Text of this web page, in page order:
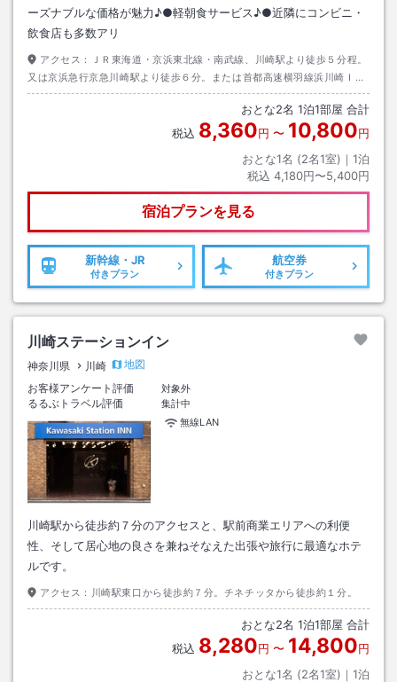
ーズナブルな価格が魅力♪●軽朝食サービス♪●近隣にコンビニ・
飲食店も多数アリ
アクセス：
ＪＲ東海道・京浜東北線・南武線、川崎駅より徒歩５分程。
又は京浜急行京急川崎駅より徒歩６分。または首都高速横羽線浜川崎ＩＣ
より２ｋｍ。駐車場については近隣駐車場のご利用となります。お問い合
おとな2名 1泊1部屋 合計
税込 8,360円 〜 10,800円
おとな1名 (2名1室)｜ 1泊
税込 4,180円〜5,400円
宿泊プランを見る
新幹線・JR
付きプラン
航空券
付きプラン
川崎ステーションイン
神奈川県 川崎
地図
お客様アンケート評価
対象外
るるぶトラベル評価
集計中
無線LAN
川崎駅から徒歩約７分のアクセスと、駅前商業エリアへの利便
性、そして居心地の良さを兼ねそなえた出張や旅行に最適なホテ
ルです。
アクセス： 川崎駅東口から徒歩約７分。チネチッタから徒歩約１分。
おとな2名 1泊1部屋 合計
税込 8,280円 〜 14,800円
おとな1名 (2名1室)｜ 1泊